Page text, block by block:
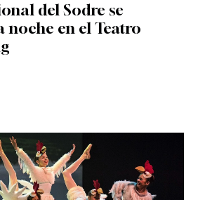
del Sodre se
noche en el Teatro